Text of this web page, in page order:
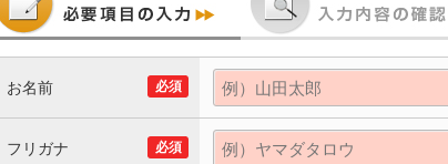
必須
お名前
必須
フリガナ